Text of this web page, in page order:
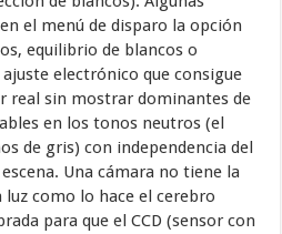
el menú de disparo la opción
equilibrio de blancos o
electrónico que consigue
real sin mostrar dominantes de
en los tonos neutros (el
de gris) con independencia del
Una cámara no tiene la
como lo hace el cerebro
para que el CCD (sensor con